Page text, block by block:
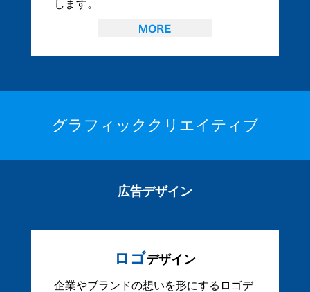
します。
グラフィッククリエイティブ
広告デザイン
ロゴデザイン
企業やブランドの想いを形にするロゴデ